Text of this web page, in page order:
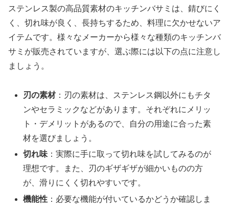
ステンレス製の高品質素材のキッチンバサミは、錆びにく
く、切れ味が良く、長持ちするため、料理に欠かせないア
イテムです。様々なメーカーから様々な種類のキッチンバ
サミが販売されていますが、選ぶ際には以下の点に注意し
ましょう。
刃の素材：刃の素材は、ステンレス鋼以外にもチタ
ンやセラミックなどがあります。それぞれにメリッ
ト・デメリットがあるので、自分の用途に合った素
材を選びましょう。
切れ味：実際に手に取って切れ味を試してみるのが
理想です。また、刃のギザギザが細かいものの方
が、滑りにくく切れやすいです。
機能性 ：必要な機能が付いているかどうか確認しま